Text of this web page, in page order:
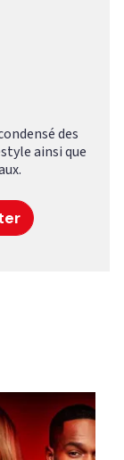
des
ainsi que